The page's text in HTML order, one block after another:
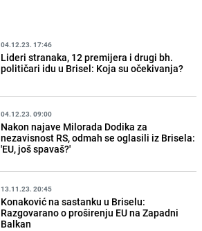
04.12.23. 17:46
Lideri stranaka, 12 premijera i drugi bh.
političari idu u Brisel: Koja su očekivanja?
04.12.23. 09:00
Nakon najave Milorada Dodika za
nezavisnost RS, odmah se oglasili iz Brisela:
'EU, još spavaš?'
13.11.23. 20:45
Konaković na sastanku u Briselu:
Razgovarano o proširenju EU na Zapadni
Balkan